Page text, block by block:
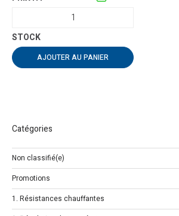
AJOUTER AU PANIER
Catégories
Non classifié(e)
Promotions
1. Résistances chauffantes